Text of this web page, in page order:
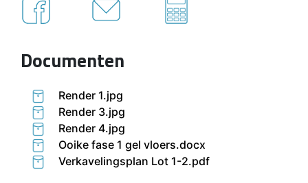
Documenten
Render 1.jpg
Render 3.jpg
Render 4.jpg
Ooike fase 1 gel vloers.docx
Verkavelingsplan Lot 1-2.pdf